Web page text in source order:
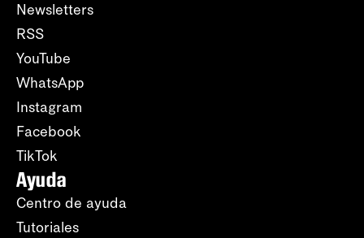
Newsletters
RSS
YouTube
WhatsApp
Instagram
Facebook
TikTok
Ayuda
Centro de ayuda
Tutoriales